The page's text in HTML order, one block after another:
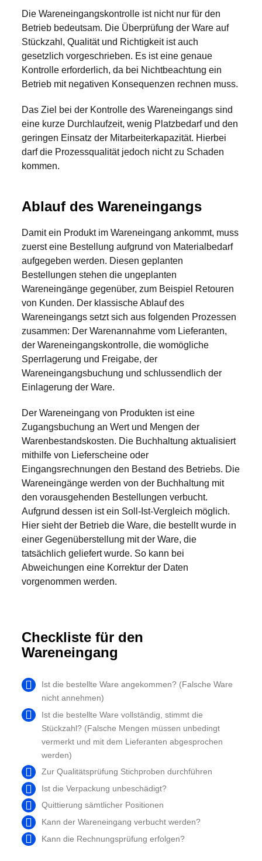
Die Wareneingangskontrolle ist nicht nur für den
Betrieb bedeutsam. Die Überprüfung der Ware auf
Stückzahl, Qualität und Richtigkeit ist auch
gesetzlich vorgeschrieben. Es ist eine genaue
Kontrolle erforderlich, da bei Nichtbeachtung ein
Betrieb mit negativen Konsequenzen rechnen muss.
Das Ziel bei der Kontrolle des Wareneingangs sind
eine kurze Durchlaufzeit, wenig Platzbedarf und den
geringen Einsatz der Mitarbeiterkapazität. Hierbei
darf die Prozessqualität jedoch nicht zu Schaden
kommen.
Ablauf des Wareneingangs
Damit ein Produkt im Wareneingang ankommt, muss
zuerst eine Bestellung aufgrund von Materialbedarf
aufgegeben werden. Diesen geplanten
Bestellungen stehen die ungeplanten
Wareneingänge gegenüber, zum Beispiel Retouren
von Kunden. Der klassische Ablauf des
Wareneingangs setzt sich aus folgenden Prozessen
zusammen: Der Warenannahme vom Lieferanten,
der Wareneingangskontrolle, die womögliche
Sperrlagerung und Freigabe, der
Wareneingangsbuchung und schlussendlich der
Einlagerung der Ware.
Der Wareneingang von Produkten ist eine
Zugangsbuchung an Wert und Mengen der
Warenbestandskosten. Die Buchhaltung aktualisiert
mithilfe von Lieferscheine oder
Eingangsrechnungen den Bestand des Betriebs. Die
Wareneingänge werden von der Buchhaltung mit
den vorausgehenden Bestellungen verbucht.
Aufgrund dessen ist ein Soll-Ist-Vergleich möglich.
Hier sieht der Betrieb die Ware, die bestellt wurde in
einer Gegenüberstellung mit der Ware, die
tatsächlich geliefert wurde. So kann bei
Abweichungen eine Korrektur der Daten
vorgenommen werden.
Checkliste für den
Wareneingang
Ist die bestellte Ware angekommen? (Falsche Ware
nicht annehmen)
Ist die bestellte Ware vollständig, stimmt die
Stückzahl? (Falsche Mengen müssen unbedingt
vermerkt und mit dem Lieferanten abgesprochen
werden)
Zur Qualitätsprüfung Stichproben durchführen
Ist die Verpackung unbeschädigt?
Quittierung sämtlicher Positionen
Kann der Wareneingang verbucht werden?
Kann die Rechnungsprüfung erfolgen?